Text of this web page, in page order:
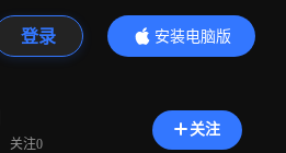
登录
安装电脑版
内容更精彩
关注0
关注